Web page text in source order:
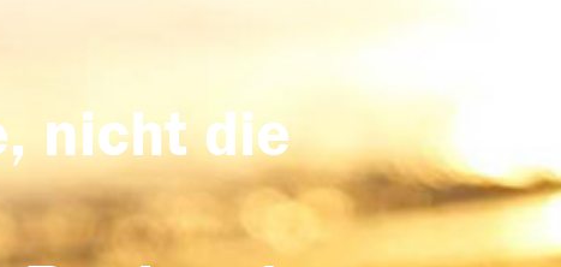
nicht die